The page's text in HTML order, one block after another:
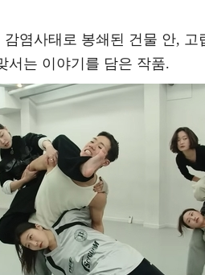
염사태로 봉쇄된 건물 안,
서는 이야기를 담은 작품.